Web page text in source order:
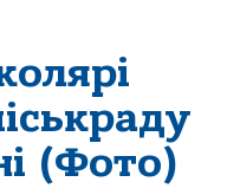
(Фото)